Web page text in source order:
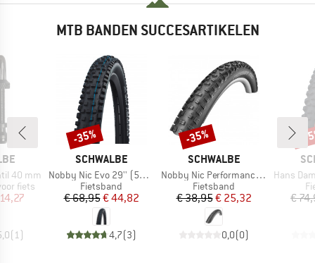
MTB BANDEN SUCCESARTIKELEN
40 mm
fiets
prijs
(1)
MERK
SCHWALBE
Artikel
Nobby Nic Evo 29'' (57-622) Super Ground FB TLE
Productgroep
Fietsband
Prijs
€ 68,95Verlaagde prijs
€ 44,82
4,7(3)
Korting
-35%
MERK
SCHWALBE
Artikel
Nobby Nic Performance 29'' (62-622) Folding
Productgroep
Fietsband
Prijs
€ 38,95Verlaagde prijs
€ 25,32
0,0(0)
Korting
-35%
Artikel
Hans Dampf Evo
€
-